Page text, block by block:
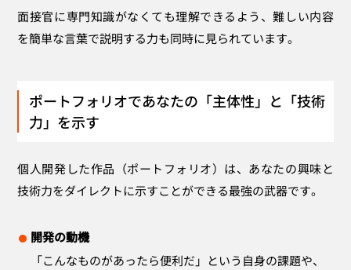
面接官に専門知識がなくても理解できるよう、難しい内容
を簡単な言葉で説明する力も同時に見られています。
ポートフォリオであなたの「主体性」と「技術
力」を示す
個人開発した作品（ポートフォリオ）は、あなたの興味と
技術力をダイレクトに示すことができる最強の武器です。
開発の動機
「こんなものがあったら便利だ」という自身の課題や、